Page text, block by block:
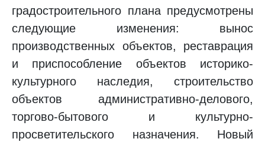
градостроительного плана предусмотрены
следующие изменения: вынос
производственных объектов, реставрация
и приспособление объектов историко-
культурного наследия, строительство
объектов административно-делового,
торгово-бытового и культурно-
просветительского назначения. Новый